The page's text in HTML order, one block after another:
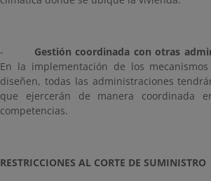
- Gestión coordinada con otras
En la implementación de los
diseñen, todas las administraciones
que ejercerán de manera coordinada
competencias.
RESTRICCIONES AL CORTE DE SUMINISTRO